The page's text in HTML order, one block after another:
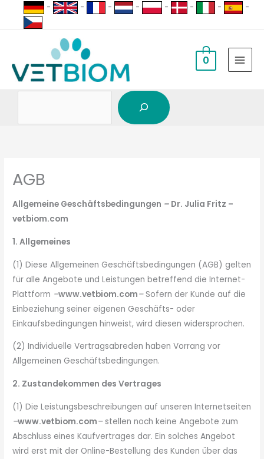
- - - - - - - -
0
Suchen
AGB
Allgemeine Geschäftsbedingungen – Dr. Julia Fritz –
vetbiom.com
1. Allgemeines
(1) Diese Allgemeinen Geschäftsbedingungen (AGB) gelten
für alle Angebote und Leistungen betreffend die Internet-
Plattform –www.vetbiom.com–Sofern der Kunde auf die
Einbeziehung seiner eigenen Geschäfts- oder
Einkaufsbedingungen hinweist, wird diesen widersprochen.
(2) Individuelle Vertragsabreden haben Vorrang vor
Allgemeinen Geschäftsbedingungen.
2. Zustandekommen des Vertrages
(1) Die Leistungsbeschreibungen auf unseren Internetseiten
–www.vetbiom.com–stellen noch keine Angebote zum
Abschluss eines Kaufvertrages dar. Ein solches Angebot
wird erst mit der Online-Bestellung des Kunden über das